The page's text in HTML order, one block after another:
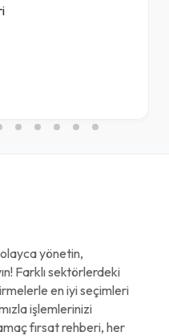
yönetin,
Farklı sektörlerdeki
en iyi seçimleri
işlemlerinizi
fırsat rehberi, her